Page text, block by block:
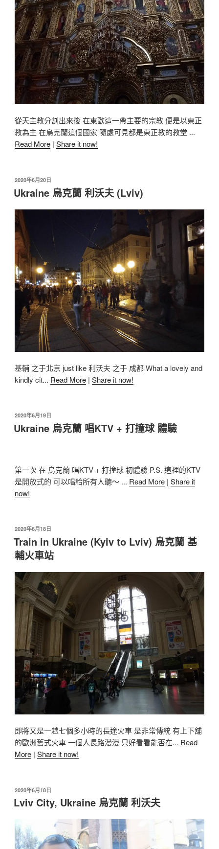
從天主教分割出來後 在東歐這一帶主要的宗教 便是以東正
教為主 在烏克蘭這個國家 隨處可見都是東正教的教堂 ...
Read More | Share it now!
2020年6月20日
Ukraine 烏克蘭 利沃夫 (Lviv)
基輔 之于北京 just like 利沃夫 之于 成都 What a lovely and
kindly cit... Read More | Share it now!
2020年6月19日
Ukraine 烏克蘭 唱KTV + 打撞球 體驗
第一次 在 烏克蘭 唱KTV + 打撞球 初體驗 P.S. 這裡的KTV
是開放式的 可以唱給所有人聽～ ... Read More | Share it
now!
2020年6月18日
Train in Ukraine (Kyiv to Lviv) 烏克蘭 基
輔火車站
即將又是一趟七個多小時的長途火車 是非常傳統 有上下舖
的歐洲舊式火車 一個人長路漫漫 只好看看能否在... Read
More | Share it now!
2020年6月18日
Lviv City, Ukraine 烏克蘭 利沃夫